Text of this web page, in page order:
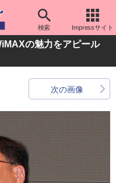
検索 Impressサイト
の魅力をアピール
次の画像